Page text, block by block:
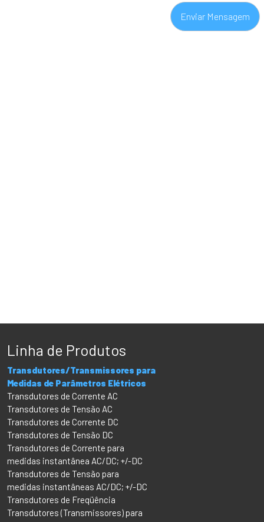
Linha de Produtos
Transdutores/Transmissores para
Medidas de Parâmetros Elétricos
Transdutores de Corrente AC
Transdutores de Tensão AC
Transdutores de Corrente DC
Transdutores de Tensão DC
Transdutores de Corrente para
medidas instantânea AC/DC; +/-DC
Transdutores de Tensão para
medidas instantâneas AC/DC; +/-DC
Transdutores de Freqüência
Transdutores (Transmissores) para